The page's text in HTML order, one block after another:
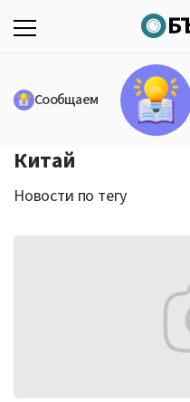
Сообщаем
Китай
Новости по тегу